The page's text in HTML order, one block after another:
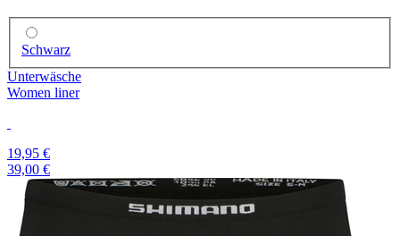
Schwarz
Unterwäsche
Women liner
19,95 €
39,00 €